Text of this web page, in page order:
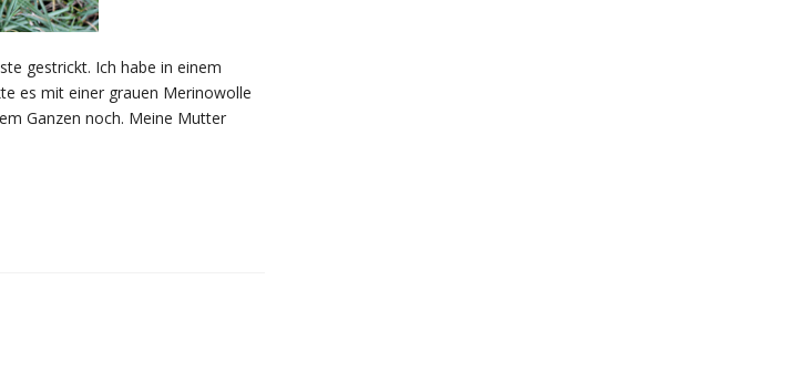
gestrickt. Ich habe in einem
es mit einer grauen Merinowolle
Ganzen noch. Meine Mutter